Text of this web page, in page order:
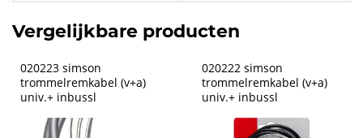
Vergelijkbare producten
020223 simson
trommelremkabel (v+a)
univ.+ inbussl
020222 simson
trommelremkabel (v+a)
univ.+ inbussl